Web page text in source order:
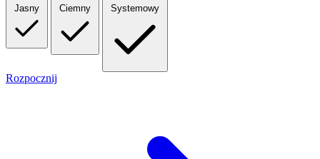
Jasny Ciemny Systemowy
Rozpocznij